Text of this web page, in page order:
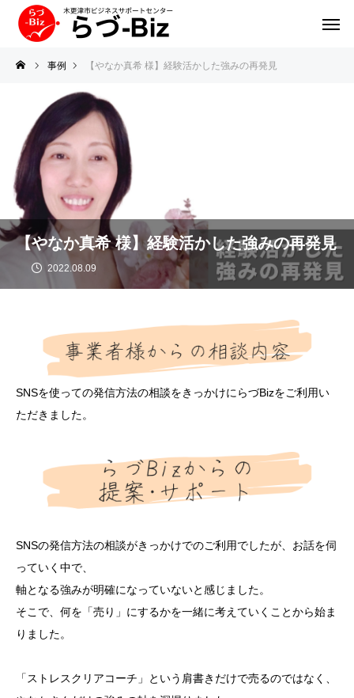
事例 【やなか真希 様】経験活かした強みの再発見
【やなか真希 様】経験活かした強みの再発見
2022.08.09
SNSを使っての発信方法の相談をきっかけにらづBizをご利用い
ただきました。
SNSの発信方法の相談がきっかけでのご利用でしたが、お話を伺
っていく中で、
軸となる強みが明確になっていないと感じました。
そこで、何を「売り」にするかを一緒に考えていくことから始ま
りました。
「ストレスクリアコーチ」という肩書きだけで売るのではなく、